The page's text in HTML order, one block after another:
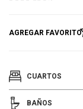
AGREGAR
CUARTOS
BAÑOS